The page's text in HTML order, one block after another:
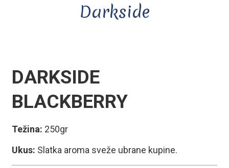
Darkside
DARKSIDE
BLACKBERRY
Težina: 250gr
Ukus: Slatka aroma sveže ubrane kupine.